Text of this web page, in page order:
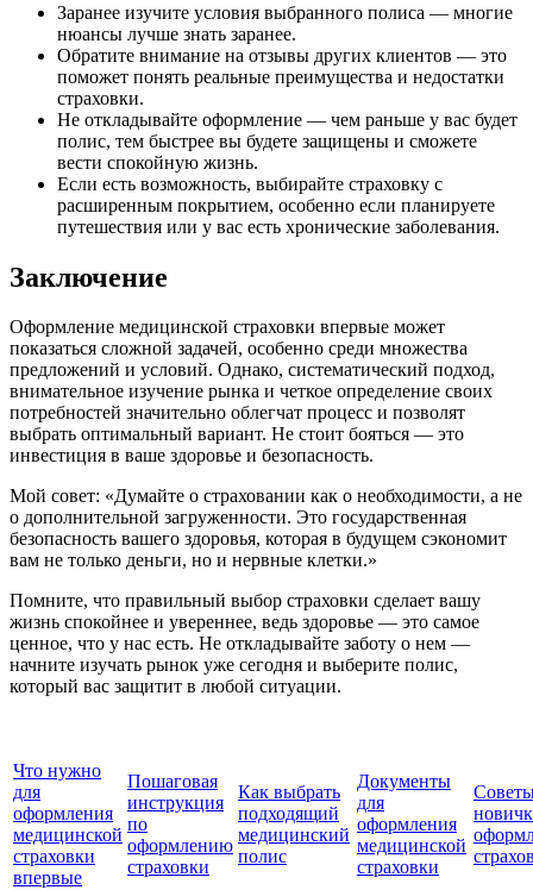
Заранее изучите условия выбранного полиса — многие
нюансы лучше знать заранее.
Обратите внимание на отзывы других клиентов — это
поможет понять реальные преимущества и недостатки
страховки.
Не откладывайте оформление — чем раньше у вас будет
полис, тем быстрее вы будете защищены и сможете
вести спокойную жизнь.
Если есть возможность, выбирайте страховку с
расширенным покрытием, особенно если планируете
путешествия или у вас есть хронические заболевания.
Заключение
Оформление медицинской страховки впервые может
показаться сложной задачей, особенно среди множества
предложений и условий. Однако, систематический подход,
внимательное изучение рынка и четкое определение своих
потребностей значительно облегчат процесс и позволят
выбрать оптимальный вариант. Не стоит бояться — это
инвестиция в ваше здоровье и безопасность.
Мой совет: «Думайте о страховании как о необходимости, а не
о дополнительной загруженности. Это государственная
безопасность вашего здоровья, которая в будущем сэкономит
вам не только деньги, но и нервные клетки.»
Помните, что правильный выбор страховки сделает вашу
жизнь спокойнее и увереннее, ведь здоровье — это самое
ценное, что у нас есть. Не откладывайте заботу о нем —
начните изучать рынок уже сегодня и выберите полис,
который вас защитит в любой ситуации.
Что нужно
для
оформления
медицинской
страховки
впервые
Пошаговая
инструкция
по
оформлению
страховки
Как выбрать
подходящий
медицинский
полис
Документы
для
оформления
медицинской
страховки